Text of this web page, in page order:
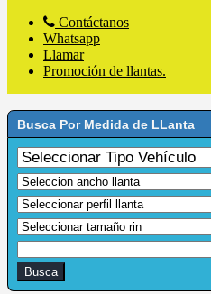
Contáctanos
Whatsapp
Llamar
Promoción de llantas.
Busca Por Medida de LLanta